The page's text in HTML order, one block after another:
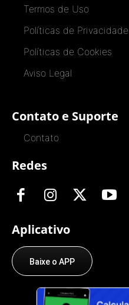
Termos de Uso
Políticas de Privacidade
Políticas de Cookies
Aviso Legal
Contato e Suporte
Contato
Redes
Aplicativo
Baixe o APP